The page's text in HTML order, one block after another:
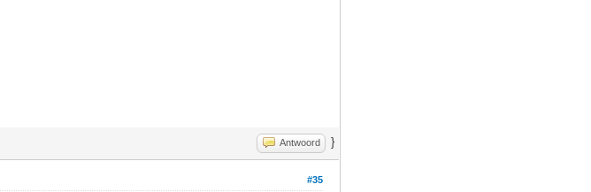
Antwoord }
#35